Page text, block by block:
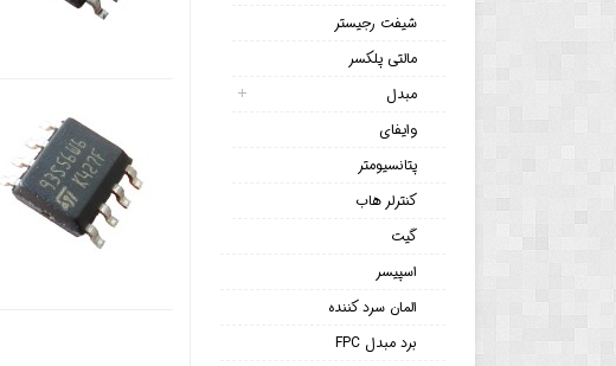
شیفت رجیستر
مالتی پلکسر
مبدل
وایفای
پتانسیومتر
کنترلر هاب
گیت
اسپیسر
المان سرد کننده
برد مبدل FPC